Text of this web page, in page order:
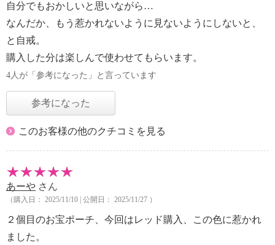
自分でもおかしいと思いながら…
なんだか、もう惹かれないように見ないようにしないと、
と自戒。
購入した分は楽しんで使わせてもらいます。
4人が「参考になった」と言っています
参考になった
このお客様の他のクチコミを見る
あーや さん
（購入日： 2025/11/10 | 公開日： 2025/11/27 ）
２個目のお宝ポーチ、今回はレッド購入、この色に惹かれ
ました。